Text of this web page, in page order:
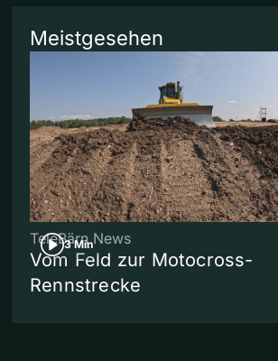
Meistgesehen
3 Min
TeleBärn News
Vom Feld zur Motocross-
Rennstrecke